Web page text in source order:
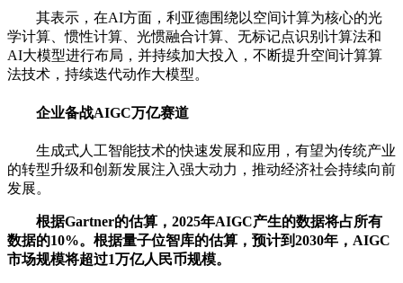
其表示，在AI方面，利亚德围绕以空间计算为核心的光
学计算、惯性计算、光惯融合计算、无标记点识别计算法和
AI大模型进行布局，并持续加大投入，不断提升空间计算算
法技术，持续迭代动作大模型。
企业备战AIGC万亿赛道
生成式人工智能技术的快速发展和应用，有望为传统产业
的转型升级和创新发展注入强大动力，推动经济社会持续向前
发展。
根据Gartner的估算，2025年AIGC产生的数据将占所有
数据的10%。根据量子位智库的估算，预计到2030年，AIGC
市场规模将超过1万亿人民币规模。